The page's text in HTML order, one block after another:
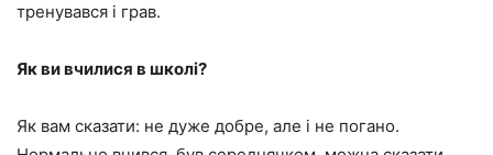
тренувався і грав.
Як ви вчилися в школі?
Як вам сказати: не дуже добре, але і не погано.